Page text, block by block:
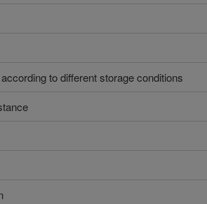
to different storage conditions